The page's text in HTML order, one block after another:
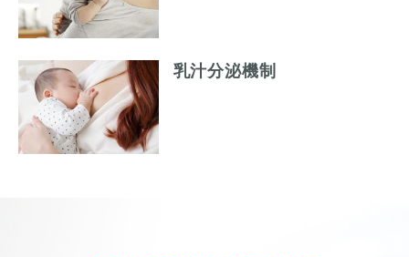
乳汁分泌機制